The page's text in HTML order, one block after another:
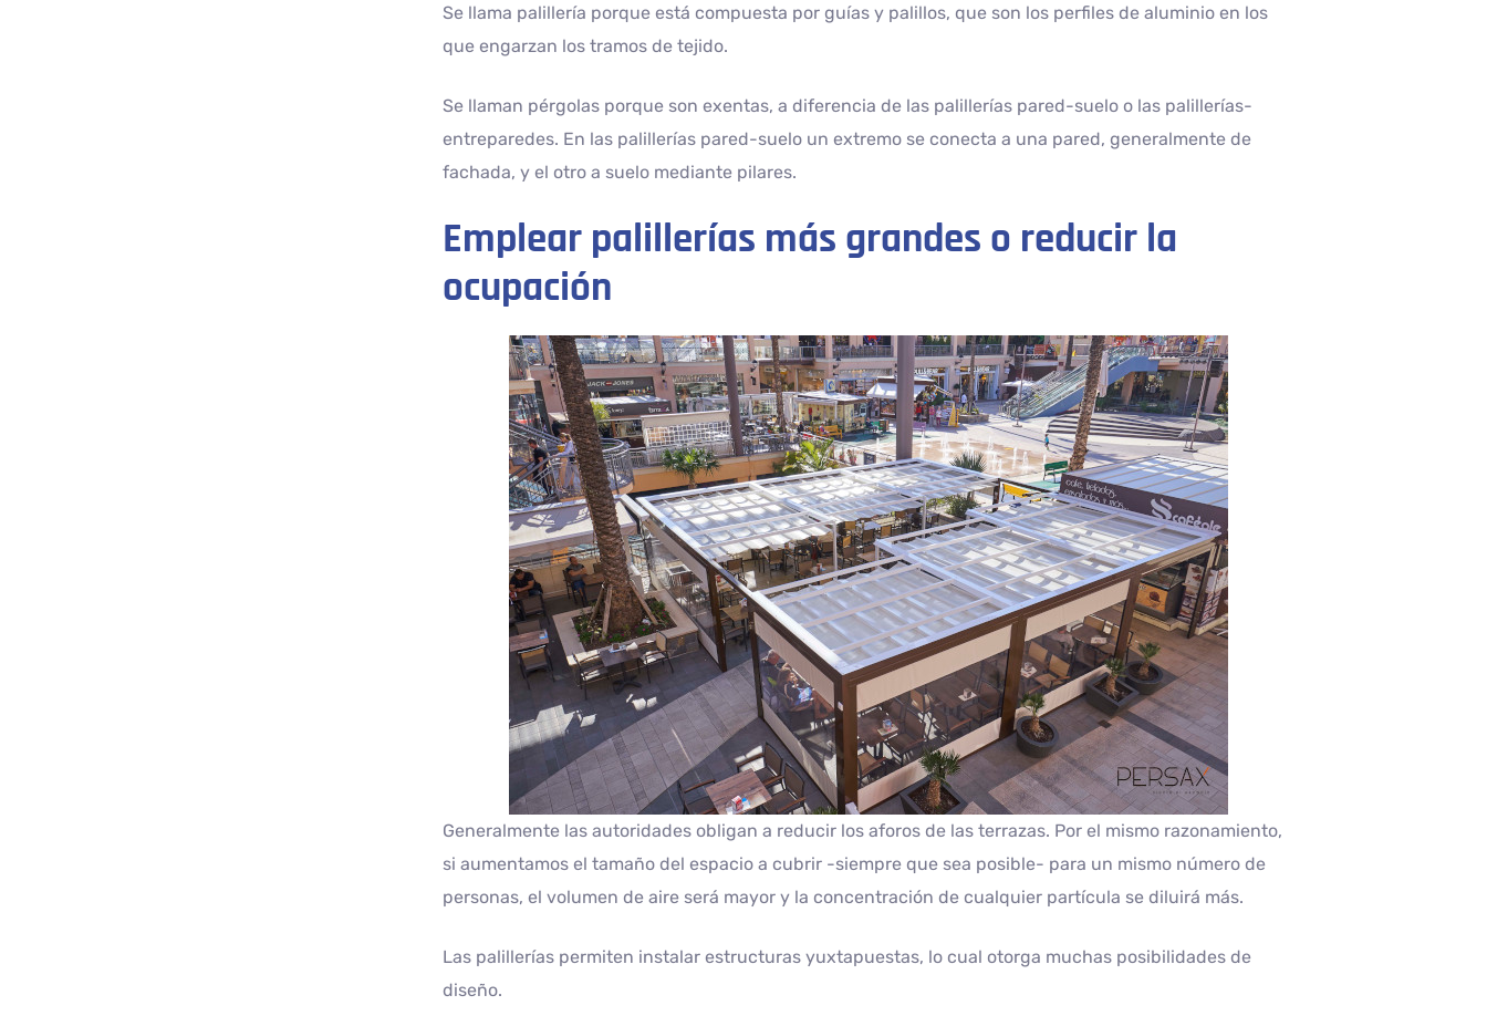
Se llama palillería porque está compuesta por guías y palillos, que son los perfiles de aluminio en los
que engarzan los tramos de tejido.
Se llaman pérgolas porque son exentas, a diferencia de las palillerías pared-suelo o las palillerías-
entreparedes. En las palillerías pared-suelo un extremo se conecta a una pared, generalmente de
fachada, y el otro a suelo mediante pilares.
Emplear palillerías más grandes o reducir la
ocupación
Generalmente las autoridades obligan a reducir los aforos de las terrazas. Por el mismo razonamiento,
si aumentamos el tamaño del espacio a cubrir -siempre que sea posible- para un mismo número de
personas, el volumen de aire será mayor y la concentración de cualquier partícula se diluirá más.
Las palillerías permiten instalar estructuras yuxtapuestas, lo cual otorga muchas posibilidades de
diseño.